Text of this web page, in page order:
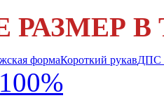
РАЗМЕР В
формаКороткий рукавДПС